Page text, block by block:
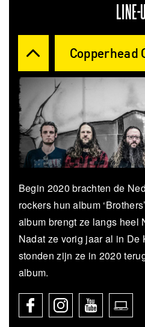
LINE-
Copperhead
Begin 2020 brachten de
rockers hun album
album brengt ze langs heel
Nadat ze vorig jaar al in De
stonden zijn ze in 2020
album.